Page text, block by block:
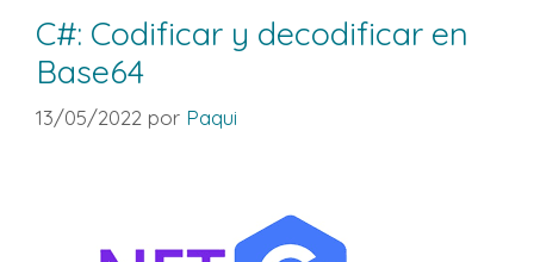
C#: Codificar y decodificar en
Base64
13/05/2022 por Paqui